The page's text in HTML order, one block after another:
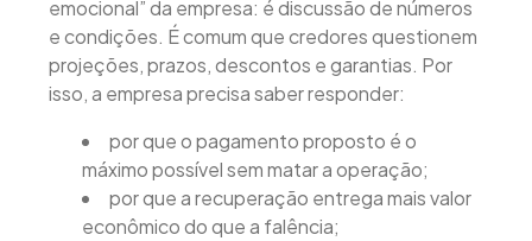
emocional” da empresa: é discussão de números
e condições. É comum que credores questionem
projeções, prazos, descontos e garantias. Por
isso, a empresa precisa saber responder:
por que o pagamento proposto é o
máximo possível sem matar a operação;
por que a recuperação entrega mais valor
econômico do que a falência;